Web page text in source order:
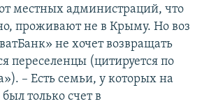
местных администраций, что
проживают не в Крыму. Но воз
не хочет возвращать
переселенцы (цитируется по
– Есть семьи, у которых на
только счет в